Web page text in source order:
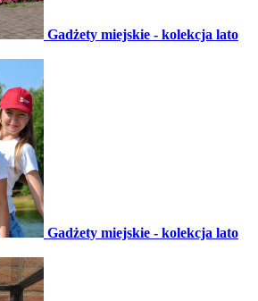
Gadżety miejskie - kolekcja lato
Gadżety miejskie - kolekcja lato